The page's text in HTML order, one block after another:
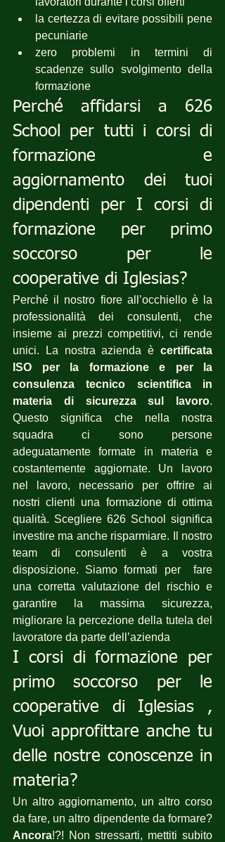
la certezza di evitare possibili pene
pecuniarie
zero problemi in termini di
scadenze sullo svolgimento della
formazione
Perché affidarsi a 626
School per tutti i corsi di
formazione e
aggiornamento dei tuoi
dipendenti per I corsi di
formazione per primo
soccorso per le
cooperative di Iglesias?
Perché il nostro fiore all’occhiello è la
professionalità dei consulenti, che
insieme ai prezzi competitivi, ci rende
unici. La nostra azienda è certificata
ISO per la formazione e per la
consulenza tecnico scientifica in
materia di sicurezza sul lavoro.
Questo significa che nella nostra
squadra ci sono persone
adeguatamente formate in materia e
costantemente aggiornate. Un lavoro
nel lavoro, necessario per offrire ai
nostri clienti una formazione di ottima
qualità. Scegliere 626 School significa
investire ma anche risparmiare. Il nostro
team di consulenti è a vostra
disposizione. Siamo formati per  fare
una corretta valutazione del rischio e
garantire la massima sicurezza,
migliorare la percezione della tutela del
lavoratore da parte dell’azienda
I corsi di formazione per
primo soccorso per le
cooperative di Iglesias ,
Vuoi approfittare anche tu
delle nostre conoscenze in
materia?
Un altro aggiornamento, un altro corso
Ancora!?! Non stressarti, mettiti subito